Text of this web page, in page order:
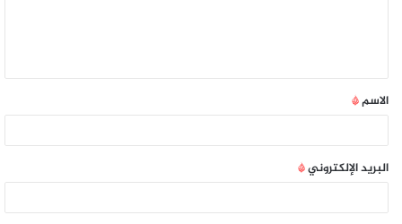
الاسم*
البريد الإلكتروني*